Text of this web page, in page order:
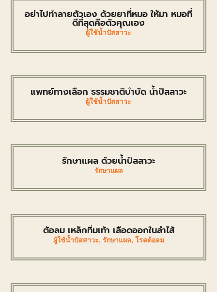
อย่าไปทำลายตัวเอง ด้วยยาที่หมอ ให้มา หมอที่
ดีที่สุดคือตัวคุณเอง
ผู้ใช้น้ำปัสสาวะ
แพทย์ทางเลือก ธรรมชาติบำบัด น้ำปัสสาวะ
ผู้ใช้น้ำปัสสาวะ
รักษาแผล ด้วยน้ำปัสสาวะ
รักษาแผล
ต้อลม เหล็กทิ่มเท้า เลือดออกในลำไส้
ผู้ใช้น้ำปัสสาวะ, รักษาแผล, โรคต้อลม